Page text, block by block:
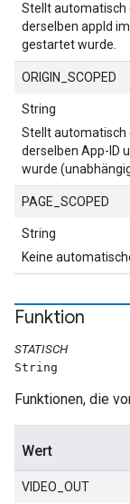
Stellt automatisch
derselben appId
gestartet wurde.
ORIGIN_SCOPED
String
Stellt automatisch
derselben App-ID
wurde
PAGE_SCOPED
String
Keine
Funktion
STATISCH
String
Funktionen, die
Wert
VIDEO_OUT